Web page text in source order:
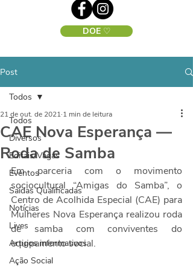
DOE ♡
Post
Todos
Diversos
Editais/Vagas
Eventos
Saídas Qualificadas
Notícias
Lives
Artigos informativos
Ação Social
Todos
CAE Nova Esperança —
Roda de Samba
21 de out. de 2021 1 min de leitura
Em parceria com o movimento
sociocultural “Amigas do Samba”, o
Centro de Acolhida Especial (CAE) para
Mulheres Nova Esperança realizou roda
de samba com conviventes do
equipamento social.